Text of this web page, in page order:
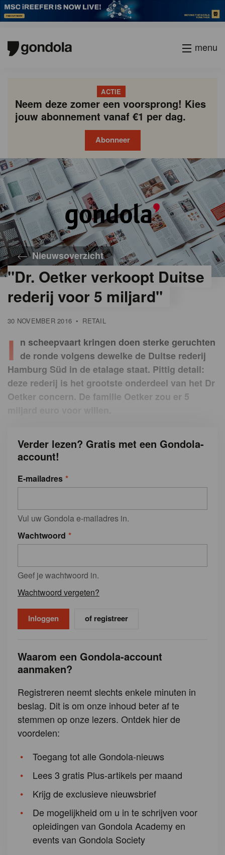
menu
ACTIE
Neem deze zomer een voorsprong! Kies
jouw abonnement vanaf €1 per dag.
Abonneer
Nieuwsoverzicht
"Dr. Oetker verkoopt Duitse
rederij voor 5 miljard"
30 NOVEMBER 2016 • RETAIL
I n scheepvaart kringen doen sterke geruchten
de ronde volgens dewelke de Duitse rederij
Hamburg Süd in de etalage staat. Pittig detail:
deze rederij is het grootste onderdeel van het Dr
Oetker concern. De familie Oetker zou er 5
Verder lezen? Gratis met een Gondola-
account!
E-mailadres
Vul uw Gondola e-mailadres in.
Wachtwoord
Geef je wachtwoord in.
Wachtwoord vergeten?
of registreer
Waarom een Gondola-account
aanmaken?
Registreren neemt slechts enkele minuten in
beslag. Dit is om onze inhoud beter af te
stemmen op onze lezers. Ontdek hier de
voordelen:
Toegang tot alle Gondola-nieuws
Lees 3 gratis Plus-artikels per maand
Krijg de exclusieve nieuwsbrief
De mogelijkheid om u in te schrijven voor
opleidingen van Gondola Academy en
events van Gondola Society
Gondola
academy
Gondola
society